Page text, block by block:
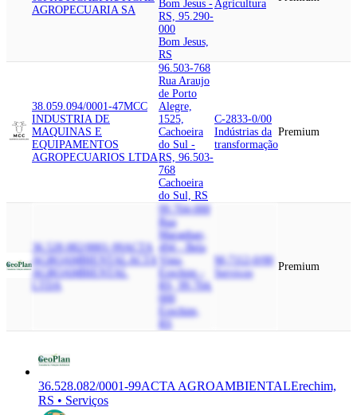
AGROPECUARIA SA
Bom Jesus -
RS, 95.290-
000
Bom Jesus,
RS
Agricultura
38.059.094/0001-47MCC
INDUSTRIA DE
MAQUINAS E
EQUIPAMENTOS
AGROPECUARIOS LTDA
96.503-768
Rua Araujo
de Porto
Alegre,
1525,
Cachoeira
do Sul -
RS, 96.503-
768
Cachoeira
do Sul, RS
C-2833-0/00
Indústrias da
transformação
Premium
36.528.082/0001-99ACTA
AGROAMBIENTALACTA
AGROAMBIENTAL
99.704-000
Rua
Maranhao,
494 - Bela
Vista,
Erechim -
RS, 99.704-
000
Erechim,
M-7112-0/00
Serviços
Premium
36.528.082/0001-99ACTA AGROAMBIENTALErechim,
RS • Serviços